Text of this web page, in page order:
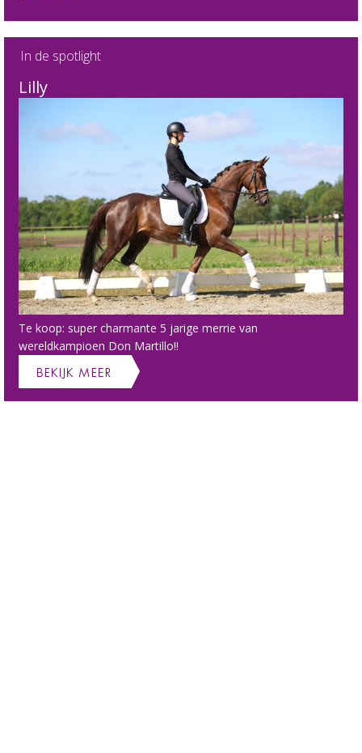
In de spotlight
Lilly
Te koop: super charmante 5 jarige merrie van
wereldkampioen Don Martillo!!